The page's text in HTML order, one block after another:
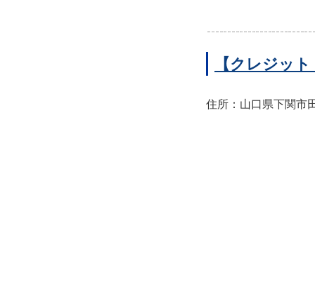
【クレジッ
住所：山口県下関市